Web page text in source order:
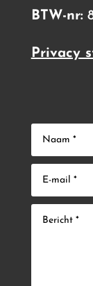
BTW-nr:
Privacy